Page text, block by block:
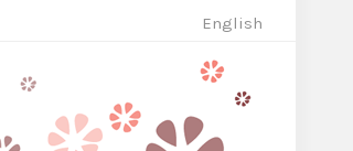
English